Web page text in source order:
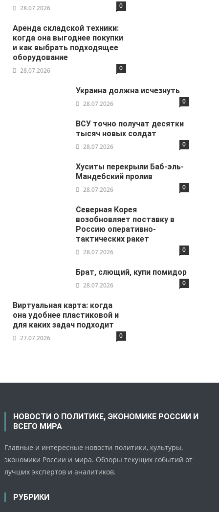
28.07.2026 0
Аренда складской техники:
когда она выгоднее покупки
и как выбрать подходящее
оборудование
28.07.2026 0
Украина должна исчезнуть
28.07.2026 0
ВСУ точно получат десятки
тысяч новых солдат
28.07.2026 0
Хуситы перекрыли Баб-эль-
Мандебский пролив
28.07.2026 0
Северная Корея
возобновляет поставку в
Россию оперативно-
тактических ракет
28.07.2026 0
Брат, слющий, купи помидор
28.07.2026 0
Виртуальная карта: когда
она удобнее пластиковой и
для каких задач подходит
27.07.2026 0
НОВОСТИ О ПОЛИТИКЕ, ЭКОНОМИКЕ РОССИИ И
ВСЕГО МИРА
Главные и интересные новости политики, культуры,
экономики России и мира. Обзоры текущих событий от
лучших экспертов и аналитиков.
РУБРИКИ